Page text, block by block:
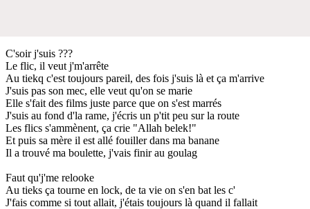
C'soir j'suis ???
Le flic, il veut j'm'arrête
Au tiekq c'est toujours pareil, des fois j'suis là et ça m'arrive
J'suis pas son mec, elle veut qu'on se marie
Elle s'fait des films juste parce que on s'est marrés
J'suis au fond d'la rame, j'écris un p'tit peu sur la route
Les flics s'ammènent, ça crie "Allah belek!"
Et puis sa mère il est allé fouiller dans ma banane
Il a trouvé ma boulette, j'vais finir au goulag
Faut qu'j'me relooke
Au tieks ça tourne en lock, de ta vie on s'en bat les c'
J'fais comme si tout allait, j'étais toujours là quand il fallait